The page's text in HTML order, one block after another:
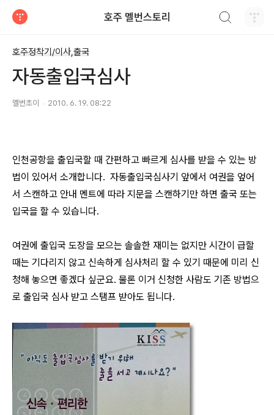
호주 멜번스토리
호주정착기/이사,출국
자동출입국심사
멜번초이 2010. 6. 19. 08:22
인천공항을 출입국할 때 간편하고 빠르게 심사를 받을 수 있는 방
법이 있어서 소개합니다. 자동출입국심사기 앞에서 여권을 엎어
서 스캔하고 안내 멘트에 따라 지문을 스캔하기만 하면 출국 또는
입국을 할 수 있습니다.
여권에 출입국 도장을 모으는 솔솔한 재미는 없지만 시간이 급할
때는 기다리지 않고 신속하게 심사처리 할 수 있기 때문에 미리 신
청해 놓으면 좋겠다 싶군요. 물론 이거 신청한 사람도 기존 방법으
로 출입국 심사 받고 스탬프 받아도 됩니다.